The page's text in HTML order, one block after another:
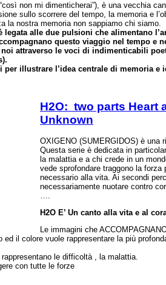
non mi dimenticherai”), è una vecchia
sullo scorrere del tempo, la memoria e
la nostra memoria non sappiamo chi siamo.
legata alle due pulsioni che alimentano
questo viaggio nel tempo e
attraverso le voci di indimenticabili
per illustrare l’idea centrale di memoria e
H2O: two parts Heart
Unknown
OXIGENO (SUMERGIDOS) è una
Questa serie è dedicata in
la malattia e a chi crede in un
vede sprofondare traggono la forza
necessario alla vita. Ai secondi
necessariamente nuotare contro
….
H2O E’ Un canto alla vita e al
Le immagini che
il colore vuole rappresentare la più
le difficoltà , la malattia.
con tutte le forze